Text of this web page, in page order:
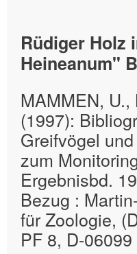
Rüdiger Holz
Heineanum"
MAMMEN,
(1997):
Greifvögel
zum
Ergebnisbd.
Bezug :
für Zoologie,
PF 8, D-